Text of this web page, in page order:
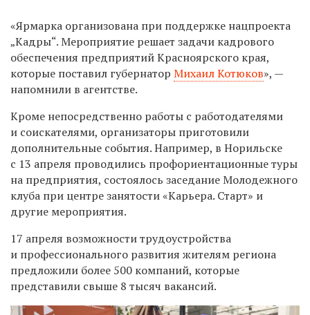
«Ярмарка организована при поддержке нацпроекта
„Кадры“. Мероприятие решает задачи кадрового
обеспечения предприятий Красноярского края,
которые поставил губернатор Михаил Котюков», —
напомнили в агентстве.
Кроме непосредственно работы с работодателями
и соискателями, организаторы приготовили
дополнительные события. Например, в Норильске
с 13 апреля проводились профориентационные туры
на предприятия, состоялось заседание Молодежного
клуба при центре занятости «Карьера. Старт» и
другие мероприятия.
17 апреля возможности трудоустройства
и профессионального развития жителям региона
предложили более 500 компаний, которые
представили свыше 8 тысяч вакансий.